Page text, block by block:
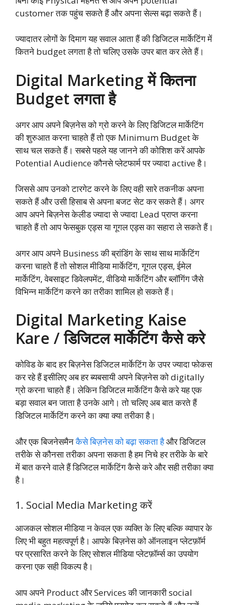
customer तक पहुंच सकते हैं और अपना सेल्स बढ़ा सकते हैं।
ज्यादातर लोगों के दिमाग यह सवाल आता हैं की डिजिटल मार्केटिंग में
कितने budget लगता है तो चलिए उसके उपर बात कर लेते हैं।
Digital Marketing में कितना
Budget लगता है
अगर आप अपने बिज़नेस को ग्रो करने के लिए डिजिटल मार्केटिंग
की शुरुआत करना चाहते हैं तो एक Minimum Budget के
साथ चल सकते हैं। सबसे पहले यह जानने की कोशिश करें आपके
Potential Audience कौनसे प्लेटफार्म पर ज्यादा active है।
जिससे आप उनको टारगेट करने के लिए वही सारे तकनीक अपना
सकते हैं और उसी हिसाब से अपना बजट सेट कर सकते हैं। अगर
आप अपने बिज़नेस केलीड ज्यादा से ज्यादा Lead प्राप्त करना
चाहते हैं तो आप फेसबुक एड्स या गूगल एड्स का सहारा ले सकते हैं।
अगर आप अपने Business की ब्रांडिंग के साथ साथ मार्केटिंग
करना चाहते हैं तो सोशल मीडिया मार्केटिंग, गूगल एड्स, ईमेल
मार्केटिंग, वेबसाइट डिवेलपमेंट, वीडियो मार्केटिंग और ब्लॉगिंग जैसे
विभिन्न मार्केटिंग करने का तरीका शामिल हो सकते हैं।
Digital Marketing Kaise
Kare / डिजिटल मार्केटिंग कैसे करे
कोविड के बाद हर बिज़नेस डिजिटल मार्केटिंग के उपर ज्यादा फोकस
कर रहे हैं इसीलिए अब हर ब्यबसायी अपने बिज़नेस को digitally
ग्रो करना चाहते हैं। लेकिन डिजिटल मार्केटिंग कैसे करे यह एक
बड़ा सवाल बन जाता है उनके आगे। तो चलिए अब बात करते हैं
डिजिटल मार्केटिंग करने का क्या क्या तरीका है।
और एक बिजनेसमैनकैसे बिज़नेस को बढ़ा सकता हैऔर डिजिटल
तरीके से कौनसा तरीका अपना सकता है हम निचे हर तरीके के बारे
में बात करने वाले हैं डिजिटल मार्केटिंग कैसे करे और सही तरीका क्या
है।
1. Social Media Marketing करें
आजकल सोशल मीडिया न केवल एक व्यक्ति के लिए बल्कि व्यापार के
लिए भी बहुत महत्वपूर्ण है। आपके बिज़नेस को ऑनलाइन प्लेटफ़ॉर्म
पर प्रसारित करने के लिए सोशल मीडिया प्लेटफ़ॉर्म्स का उपयोग
करना एक सही विकल्प है।
आप अपने Product और Services की जानकारी social